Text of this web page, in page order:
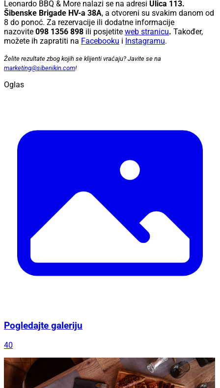
Leonardo BBQ & More nalazi se na adresi Ulica 113.
Šibenske Brigade HV-a 38A, a otvoreni su svakim danom od
8 do ponoć. Za rezervacije ili dodatne informacije
nazovite 098 1356 898 ili posjetite web stranicu. Također,
možete ih zapratiti na Facebooku i Instagramu.
Želite rezultate zbog kojih se klijenti vraćaju? Javite se na
marketing@sibenikin.com!
Oglas
Pogledajte galeriju
40